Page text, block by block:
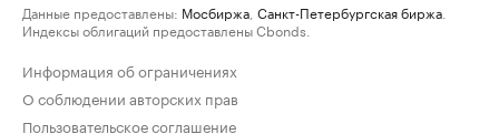
Данные предоставлены: Мосбиржа Санкт-Петербургская биржа
Индексы облигаций предоставлены Cbonds.
Информация об ограничениях
О соблюдении авторских прав
Пользовательское соглашение